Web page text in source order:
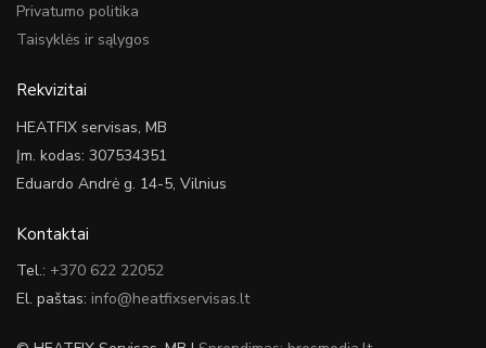
Privatumo politika
Taisyklės ir sąlygos
Rekvizitai
HEATFIX servisas, MB
Įm. kodas: 307534351
Eduardo Andrė g. 14-5, Vilnius
Kontaktai
Tel.: +370 622 22052
El. paštas: info@heatfixservisas.lt